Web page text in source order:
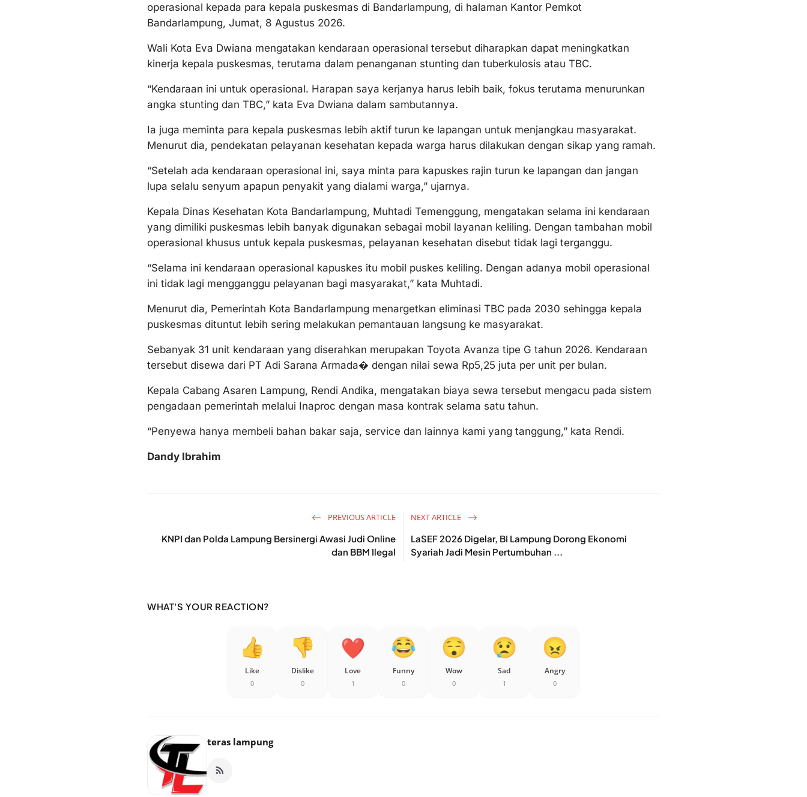
operasional kepada para kepala puskesmas di Bandarlampung, di halaman Kantor Pemkot
Bandarlampung, Jumat, 8 Agustus 2026.
Wali Kota Eva Dwiana mengatakan kendaraan operasional tersebut diharapkan dapat meningkatkan
kinerja kepala puskesmas, terutama dalam penanganan stunting dan tuberkulosis atau TBC.
“Kendaraan ini untuk operasional. Harapan saya kerjanya harus lebih baik, fokus terutama menurunkan
angka stunting dan TBC,” kata Eva Dwiana dalam sambutannya.
Ia juga meminta para kepala puskesmas lebih aktif turun ke lapangan untuk menjangkau masyarakat.
Menurut dia, pendekatan pelayanan kesehatan kepada warga harus dilakukan dengan sikap yang ramah.
“Setelah ada kendaraan operasional ini, saya minta para kapuskes rajin turun ke lapangan dan jangan
lupa selalu senyum apapun penyakit yang dialami warga,” ujarnya.
Kepala Dinas Kesehatan Kota Bandarlampung, Muhtadi Temenggung, mengatakan selama ini kendaraan
yang dimiliki puskesmas lebih banyak digunakan sebagai mobil layanan keliling. Dengan tambahan mobil
operasional khusus untuk kepala puskesmas, pelayanan kesehatan disebut tidak lagi terganggu.
“Selama ini kendaraan operasional kapuskes itu mobil puskes keliling. Dengan adanya mobil operasional
ini tidak lagi mengganggu pelayanan bagi masyarakat,” kata Muhtadi.
Menurut dia, Pemerintah Kota Bandarlampung menargetkan eliminasi TBC pada 2030 sehingga kepala
puskesmas dituntut lebih sering melakukan pemantauan langsung ke masyarakat.
Sebanyak 31 unit kendaraan yang diserahkan merupakan Toyota Avanza tipe G tahun 2026. Kendaraan
tersebut disewa dari PT Adi Sarana Armada⁠� dengan nilai sewa Rp5,25 juta per unit per bulan.
Kepala Cabang Asaren Lampung, Rendi Andika, mengatakan biaya sewa tersebut mengacu pada sistem
pengadaan pemerintah melalui Inaproc dengan masa kontrak selama satu tahun.
“Penyewa hanya membeli bahan bakar saja, service dan lainnya kami yang tanggung,” kata Rendi.
Dandy Ibrahim
PREVIOUS ARTICLE
KNPI dan Polda Lampung Bersinergi Awasi Judi Online
dan BBM Ilegal
NEXT ARTICLE
LaSEF 2026 Digelar, BI Lampung Dorong Ekonomi
Syariah Jadi Mesin Pertumbuhan ...
WHAT'S YOUR REACTION?
Like
0
Dislike
0
Love
1
Funny
0
Wow
0
Sad
1
Angry
0
teras lampung